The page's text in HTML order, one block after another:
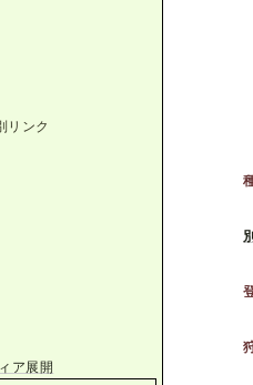
リンク
ア展開